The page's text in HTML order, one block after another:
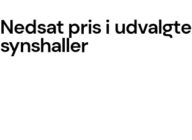
Nedsat pris i udvalgte
synshaller